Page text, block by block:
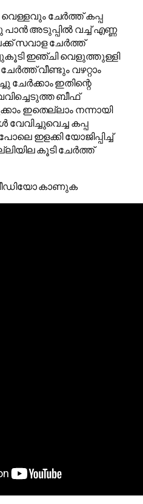
ചേർത്ത് കപ്പ
പാൻ അടുപ്പിൽ വച്ച് എണ്ണ
സവാള ചേർത്ത്
ഇഞ്ചി വെളുത്തുള്ളി
വീണ്ടും വഴറ്റാം
ചേർക്കാം ഇതിന്റെ
ബീഫ്
ഇതെല്ലാം നന്നായി
കപ്പ
ഇളക്കി യോജിപ്പിച്ച്
കൂടി ചേർത്ത്
കാണുക